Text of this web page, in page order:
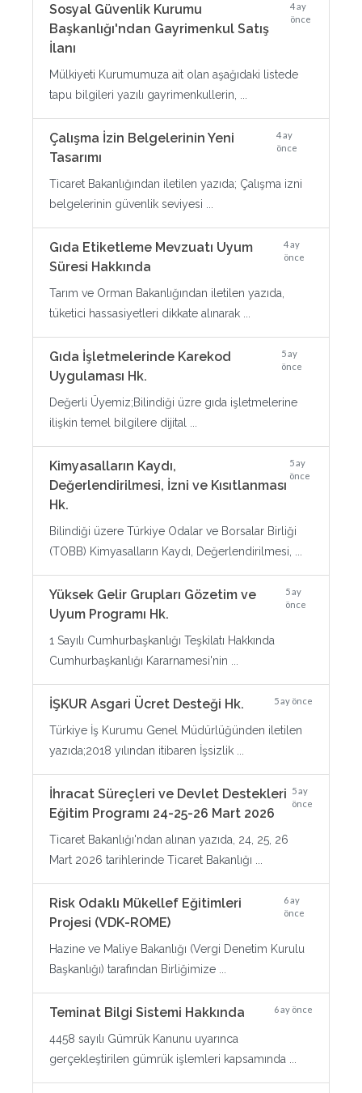
Sosyal Güvenlik Kurumu
Başkanlığı'ndan Gayrimenkul Satış
İlanı
4 ay
önce
Mülkiyeti Kurumumuza ait olan aşağıdaki listede
tapu bilgileri yazılı gayrimenkullerin, ...
Çalışma İzin Belgelerinin Yeni
Tasarımı
4 ay
önce
Ticaret Bakanlığından iletilen yazıda; Çalışma izni
belgelerinin güvenlik seviyesi ...
Gıda Etiketleme Mevzuatı Uyum
Süresi Hakkında
4 ay
önce
Tarım ve Orman Bakanlığından iletilen yazıda,
tüketici hassasiyetleri dikkate alınarak ...
Gıda İşletmelerinde Karekod
Uygulaması Hk.
5 ay
önce
Değerli Üyemiz;Bilindiği üzre gıda işletmelerine
ilişkin temel bilgilere dijital ...
Kimyasalların Kaydı,
Değerlendirilmesi, İzni ve Kısıtlanması
Hk.
5 ay
önce
Bilindiği üzere Türkiye Odalar ve Borsalar Birliği
(TOBB) Kimyasalların Kaydı, Değerlendirilmesi, ...
Yüksek Gelir Grupları Gözetim ve
Uyum Programı Hk.
5 ay
önce
1 Sayılı Cumhurbaşkanlığı Teşkilatı Hakkında
Cumhurbaşkanlığı Kararnamesi'nin ...
İŞKUR Asgari Ücret Desteği Hk. 5 ay önce
Türkiye İş Kurumu Genel Müdürlüğünden iletilen
yazıda;2018 yılından itibaren İşsizlik ...
İhracat Süreçleri ve Devlet Destekleri
Eğitim Programı 24-25-26 Mart 2026
5 ay
önce
Ticaret Bakanlığı'ndan alınan yazıda, 24, 25, 26
Mart 2026 tarihlerinde Ticaret Bakanlığı ...
Risk Odaklı Mükellef Eğitimleri
Projesi (VDK-ROME)
6 ay
önce
Hazine ve Maliye Bakanlığı (Vergi Denetim Kurulu
Başkanlığı) tarafından Birliğimize ...
Teminat Bilgi Sistemi Hakkında 6 ay önce
4458 sayılı Gümrük Kanunu uyarınca
gerçekleştirilen gümrük işlemleri kapsamında ...